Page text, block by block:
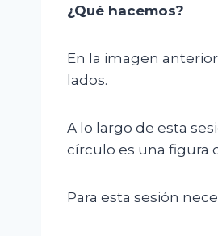
¿Qué hacemos?
En la imagen
lados.
A lo largo de esta
círculo es una figura
Para esta sesión